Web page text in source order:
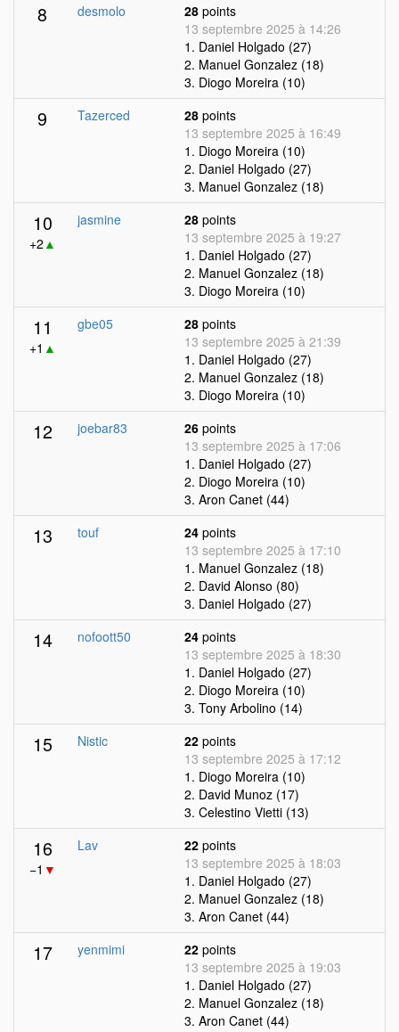
8 desmolo 28 points
13 septembre 2025 à 14:26
1. Daniel Holgado (27)
2. Manuel Gonzalez (18)
3. Diogo Moreira (10)
9 Tazerced 28 points
13 septembre 2025 à 16:49
1. Diogo Moreira (10)
2. Daniel Holgado (27)
3. Manuel Gonzalez (18)
10
+2 ▲
jasmine 28 points
13 septembre 2025 à 19:27
1. Daniel Holgado (27)
2. Manuel Gonzalez (18)
3. Diogo Moreira (10)
11
+1 ▲
gbe05 28 points
13 septembre 2025 à 21:39
1. Daniel Holgado (27)
2. Manuel Gonzalez (18)
3. Diogo Moreira (10)
12 joebar83 26 points
13 septembre 2025 à 17:06
1. Daniel Holgado (27)
2. Diogo Moreira (10)
3. Aron Canet (44)
13 touf 24 points
13 septembre 2025 à 17:10
1. Manuel Gonzalez (18)
2. David Alonso (80)
3. Daniel Holgado (27)
14 nofoott50 24 points
13 septembre 2025 à 18:30
1. Daniel Holgado (27)
2. Diogo Moreira (10)
3. Tony Arbolino (14)
15 Nistic 22 points
13 septembre 2025 à 17:12
1. Diogo Moreira (10)
2. David Munoz (17)
3. Celestino Vietti (13)
16
−1 ▼
Lav 22 points
13 septembre 2025 à 18:03
1. Daniel Holgado (27)
2. Manuel Gonzalez (18)
3. Aron Canet (44)
17 yenmimi 22 points
13 septembre 2025 à 19:03
1. Daniel Holgado (27)
2. Manuel Gonzalez (18)
3. Aron Canet (44)